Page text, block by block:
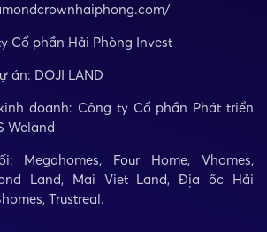
Cổ phần Hải Phòng Invest
án: DOJI LAND
doanh: Công ty Cổ phần Phát triển
Weland
Four Home, Vhomes,
Land, Mai Viet Land, Địa ốc Hải
Trustreal.